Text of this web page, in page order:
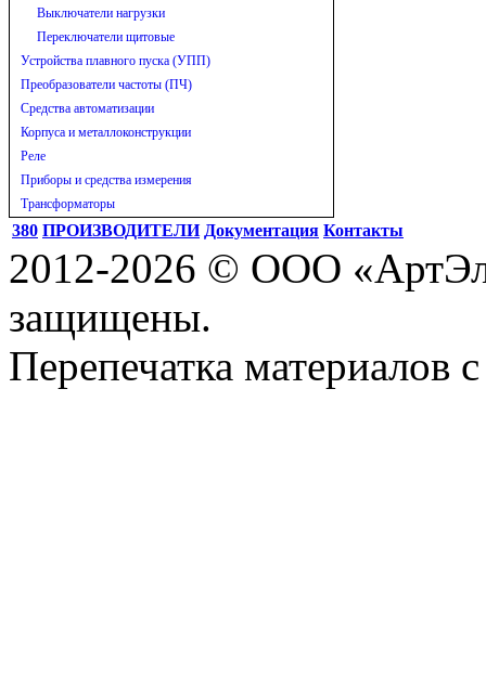
Выключатели нагрузки
Переключатели щитовые
Устройства плавного пуска (УПП)
Преобразователи частоты (ПЧ)
Средства автоматизации
Корпуса и металлоконструкции
Реле
Приборы и средства измерения
Трансформаторы
380 ПРОИЗВОДИТЕЛИ Документация Контакты
2012-2026 © ООО
защищены.
Перепечатка материалов